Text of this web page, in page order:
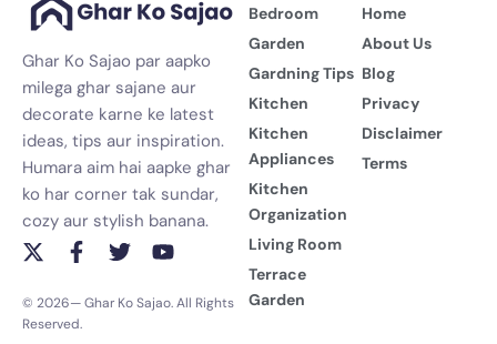
Ghar Ko Sajao par aapko
milega ghar sajane aur
decorate karne ke latest
ideas, tips aur inspiration.
Humara aim hai aapke ghar
ko har corner tak sundar,
cozy aur stylish banana.
X
t
w
F
c
e
T
i
Y
u
© 2026— Ghar Ko Sajao. All Rights
Reserved.
Bedroom
Garden
Gardning Tips
Kitchen
Kitchen
Appliances
Kitchen
Organization
Living Room
Terrace
Garden
Home
About Us
Blog
Privacy
Disclaimer
Terms